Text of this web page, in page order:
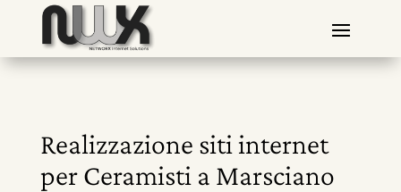
Realizzazione siti internet
per Ceramisti a Marsciano